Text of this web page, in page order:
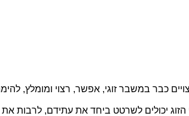
כבר במשבר זוגי, אפשר, רצוי ומומלץ,
יכולים לשרטט ביחד את עתידם, לרבות